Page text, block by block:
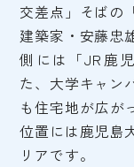
交差点」そばの
建築家・安藤忠
側には「JR鹿
た、大学キャン
も住宅地が広が
位置には鹿児島
リアです。